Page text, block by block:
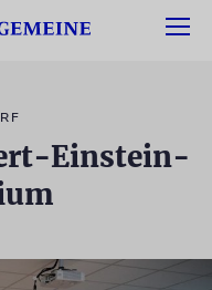
Einstein-